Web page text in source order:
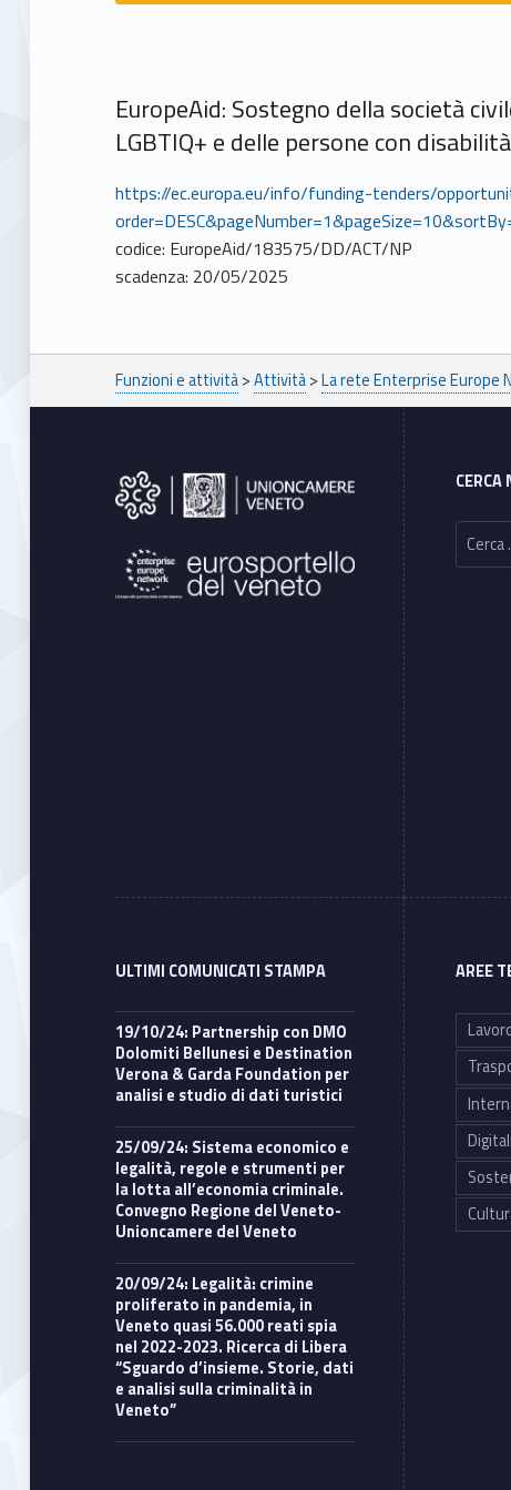
EuropeAid: Sostegno della società
LGBTIQ+ e delle persone con
https://ec.europa.eu/info/funding-tenders/
codice: EuropeAid/183575/DD/ACT/NP
scadenza: 20/05/2025
Breadcrumbs navigation
Funzioni e attività>Attività>La rete Enterprise Europe
Footer sidebar
CERCA
Ricerca per:
ULTIMI COMUNICATI STAMPA
19/10/24: Partnership con DMO
Dolomiti Bellunesi e Destination
Verona & Garda Foundation per
analisi e studio di dati turistici
25/09/24: Sistema economico e
legalità, regole e strumenti per
la lotta all’economia criminale.
Convegno Regione del Veneto-
Unioncamere del Veneto
20/09/24: Legalità: crimine
proliferato in pandemia, in
Veneto quasi 56.000 reati spia
nel 2022-2023. Ricerca di Libera
“Sguardo d’insieme. Storie, dati
e analisi sulla criminalità in
Veneto”
AREE